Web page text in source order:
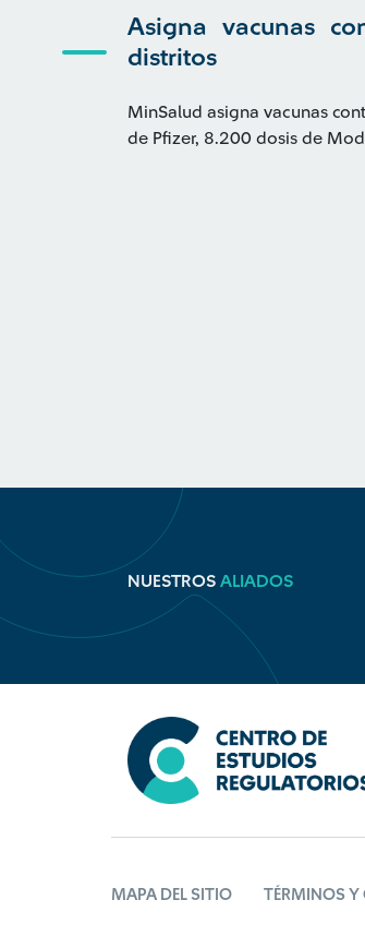
Asigna vacunas
distritos
MinSalud asigna vacunas
de Pfizer, 8.200 dosis de
NUESTROS ALIADOS
MAPA DEL SITIO TÉRMINOS Y